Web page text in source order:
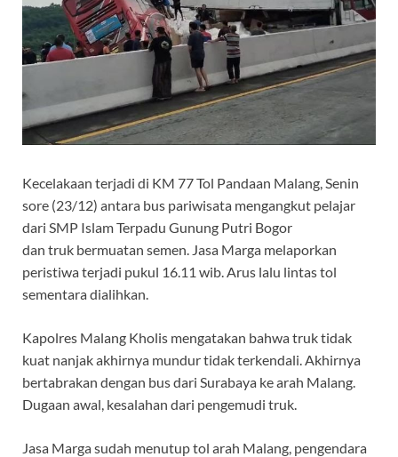
Kecelakaan terjadi di KM 77 Tol Pandaan Malang, Senin
sore (23/12) antara bus pariwisata mengangkut pelajar
dari SMP Islam Terpadu Gunung Putri Bogor
dan truk bermuatan semen. Jasa Marga melaporkan
peristiwa terjadi pukul 16.11 wib. Arus lalu lintas tol
sementara dialihkan.
Kapolres Malang Kholis mengatakan bahwa truk tidak
kuat nanjak akhirnya mundur tidak terkendali. Akhirnya
bertabrakan dengan bus dari Surabaya ke arah Malang.
Dugaan awal, kesalahan dari pengemudi truk.
Jasa Marga sudah menutup tol arah Malang, pengendara